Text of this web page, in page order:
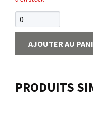
AJOUTER AU
PRODUITS